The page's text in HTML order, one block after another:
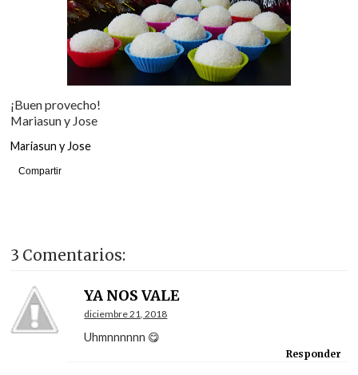
¡Buen provecho!
Mariasun y Jose
Mariasun y Jose
Compartir
3 Comentarios:
YA NOS VALE
diciembre 21, 2018
Uhmnnnnnn 😋
Responder